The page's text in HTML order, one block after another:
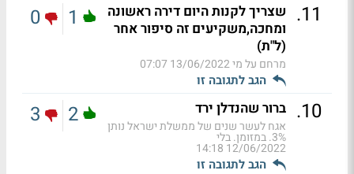
11
. שצריך לקנות היום דירה ראשונה
ומחכה,משקיעים זה סיפור אחר
(ל"ת)
מרחם על מי13/06/2022 07:07
הגב לתגובה זו
1
0
10
. ברור שהנדלן ירד
אגח לעשר שנים של ממשלת ישראל נותן
3%. במזומן. בלי
12/06/2022 14:18
הגב לתגובה זו
2
3